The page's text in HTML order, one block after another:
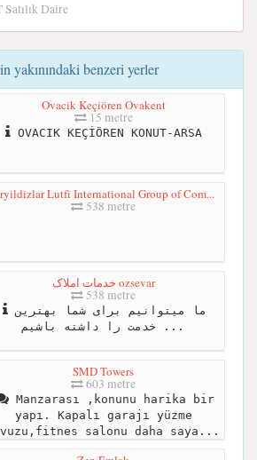
Daire
benzeri yerler
Ovacik Keçiören Ovakent
15 metre
OVACIK KEÇİÖREN KONUT-ARSA
Lutfi International Group of Com...
538 metre
خدمات املاک ozsevar
538 metre
ما میتوانیم برای شما بهترین
خدمت را داشته باشیم ...
SMD Towers
603 metre
Manzarası ,konunu harika bir
yapı. Kapalı garajı yüzme
salonu daha saya...